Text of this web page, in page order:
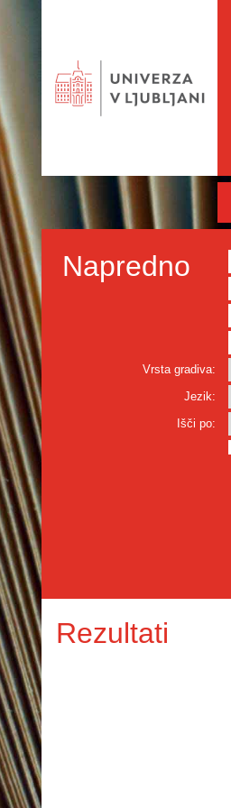
Napredno
Vrsta gradiva:
Jezik:
Išči po:
Rezultati